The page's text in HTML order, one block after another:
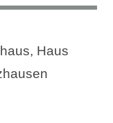
Haus